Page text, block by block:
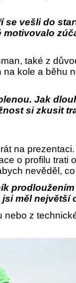
se vešli do
motivovalo
také z
kole a běhu
Jak
si zkusit
na
o profilu trati
nevěděl,
měl největší
z